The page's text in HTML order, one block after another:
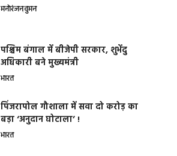
मनोरंजनवुमन
पश्चिम बंगाल में बीजेपी सरकार, शुभेंदु
अधिकारी बने मुख्यमंत्री
भारत
​पिंजरापोल गौशाला में सवा दो करोड़ का
बड़ा ‘अनुदान घोटाला’ !
भारत